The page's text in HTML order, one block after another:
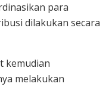
para
dilakukan secara
kemudian
melakukan